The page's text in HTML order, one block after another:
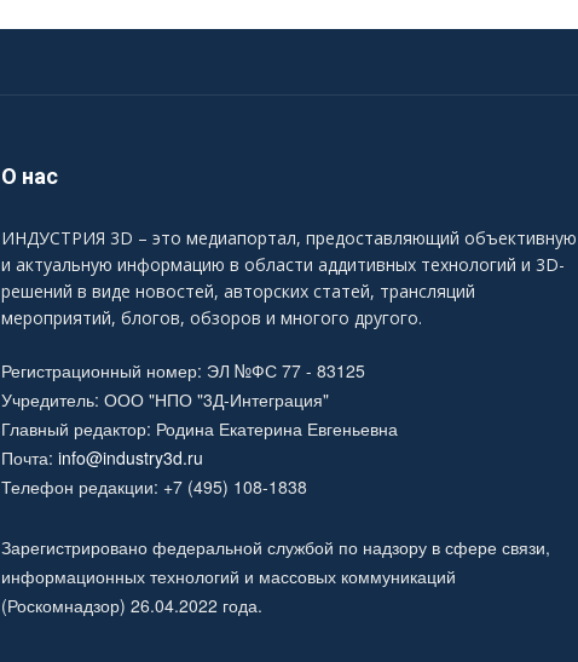
О нас
ИНДУСТРИЯ 3D – это медиапортал, предоставляющий объективную
и актуальную информацию в области аддитивных технологий и 3D-
решений в виде новостей, авторских статей, трансляций
мероприятий, блогов, обзоров и многого другого.
Регистрационный номер: ЭЛ №ФС 77 - 83125
Учредитель: ООО "НПО "3Д-Интеграция"
Главный редактор: Родина Екатерина Евгеньевна
Почта: info@industry3d.ru
Телефон редакции: +7 (495) 108-1838
Зарегистрировано федеральной службой по надзору в сфере связи,
информационных технологий и массовых коммуникаций
(Роскомнадзор) 26.04.2022 года.